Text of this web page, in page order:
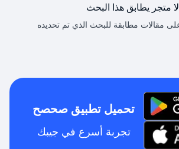
لا متجر يطابق هذا البحث
تحميل تطبيق صحصح
تجربة أسرع في جيبك